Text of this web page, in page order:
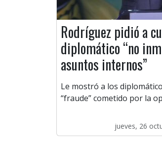
Rodríguez pidió a
diplomático “no
asuntos internos”
Le mostró a los
“fraude” cometido por la
jueves, 26